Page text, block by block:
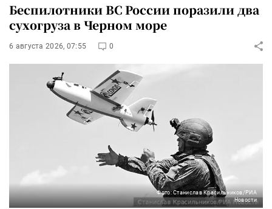
Беспилотники ВС России поразили два
сухогруза в Черном море
6 августа 2026, 07:55 0
Фото: Станислав Красильников/РИА
Новости